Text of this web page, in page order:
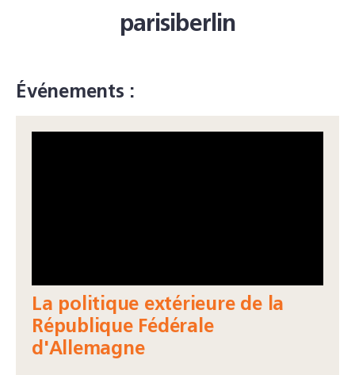
parisiberlin
Événements :
La politique extérieure de la
République Fédérale
d'Allemagne